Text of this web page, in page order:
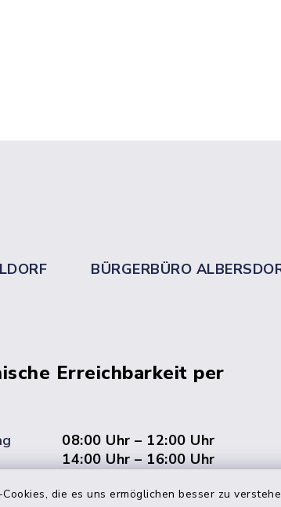
die es uns ermöglichen besser zu
BÜRGERBÜRO
Erreichbarkeit per
08:00 Uhr – 12:00 Uhr
14:00 Uhr – 16:00 Uhr
08:00 Uhr – 12:00 Uhr